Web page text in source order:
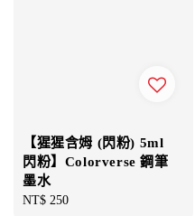
【猩猩含姆 (閃粉) 5ml
閃粉】Colorverse 鋼筆
墨水
Regular
NT$ 250